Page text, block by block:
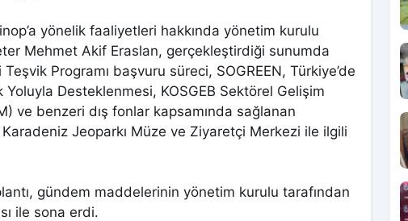
yönelik faaliyetleri hakkında yönetim kurulu
Mehmet Akif Eraslan, gerçekleştirdiği sunumda
Teşvik Programı başvuru süreci, SOGREEN, Türkiye’de
Desteklenmesi, KOSGEB Sektörel Gelişim
ve benzeri dış fonlar kapsamında sağlanan
Jeoparkı Müze ve Ziyaretçi Merkezi ile ilgili
gündem maddelerinin yönetim kurulu tarafından
ile sona erdi.